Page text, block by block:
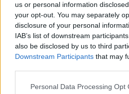
us or personal information
your opt-out. You may separately
disclosure of your personal
IAB’s list of downstream
also be disclosed by us to third
Downstream Participants that may
Personal Data Processing Opt
Όσο για το κομμάτι της
ηθοποιός δήλωσε: «Δεν είμαι
αναζητά τη σχέση, ο
μου, δεν νιώθω μισή. Έχω
μακροχρόνιες σχέσεις, γιατί
κάποιον και καταλάβαινα ότι